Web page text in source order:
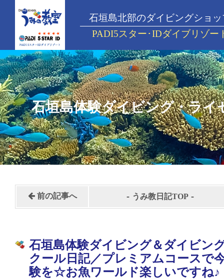
石垣島北部のダイビングショッ
PADI5スター･IDダイブリゾー
石垣島体験ダイビング・ライ
前の記事へ - うみ教日記TOP -
石垣島体験ダイビング＆ダイビン
クール日記／プレミアムコースで
験を☆お魚ワールド楽しいですね♪